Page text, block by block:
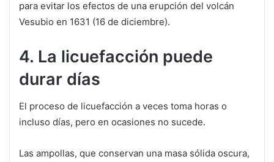
para evitar los efectos de una erupción del volcán
Vesubio en 1631 (16 de diciembre).
4. La licuefacción puede
durar días
El proceso de licuefacción a veces toma horas o
incluso días, pero en ocasiones no sucede.
Las ampollas, que conservan una masa sólida oscura,